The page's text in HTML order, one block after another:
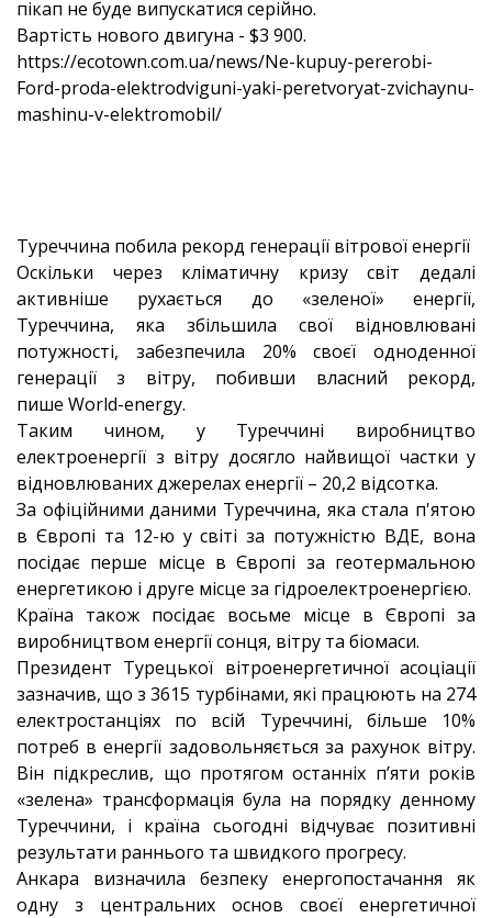
пікап не буде випускатися серійно.
Вартість нового двигуна - $3 900.
https://ecotown.com.ua/news/Ne-kupuy-pererobi-
Ford-proda-elektrodviguni-yaki-peretvoryat-zvichaynu-
mashinu-v-elektromobil/
Туреччина побила рекорд генерації вітрової енергії
Оскільки через кліматичну кризу світ дедалі
активніше рухається до «зеленої» енергії,
Туреччина, яка збільшила свої відновлювані
потужності, забезпечила 20% своєї одноденної
генерації з вітру, побивши власний рекорд,
пише World-energy.
Таким чином, у Туреччині виробництво
електроенергії з вітру досягло найвищої частки у
відновлюваних джерелах енергії – 20,2 відсотка.
За офіційними даними Туреччина, яка стала п'ятою
в Європі та 12-ю у світі за потужністю ВДЕ, вона
посідає перше місце в Європі за геотермальною
енергетикою і друге місце за гідроелектроенергією.
Країна також посідає восьме місце в Європі за
виробництвом енергії сонця, вітру та біомаси.
Президент Турецької вітроенергетичної асоціації
зазначив, що з 3615 турбінами, які працюють на 274
електростанціях по всій Туреччині, більше 10%
потреб в енергії задовольняється за рахунок вітру.
Він підкреслив, що протягом останніх п’яти років
«зелена» трансформація була на порядку денному
Туреччини, і країна сьогодні відчуває позитивні
результати раннього та швидкого прогресу.
Анкара визначила безпеку енергопостачання як
одну з центральних основ своєї енергетичної